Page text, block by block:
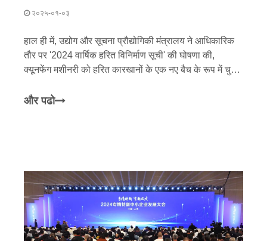
२०२५-०१-०३
हाल ही में, उद्योग और सूचना प्रौद्योगिकी मंत्रालय ने आधिकारिक
तौर पर '2024 वार्षिक हरित विनिर्माण सूची' की घोषणा की,
क्यूनफेंग मशीनरी को हरित कारखानों के एक नए बैच के रूप में चुना
''छोटे दिग्गज'' उद्यम और राष्ट्रीय मशाल योजना प्रमुख उच्च
और पढो